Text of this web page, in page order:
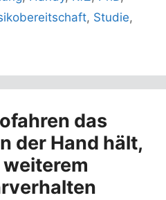
, Studie,
das
der Hand hält,